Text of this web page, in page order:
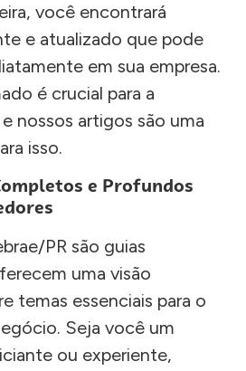
você encontrará
e atualizado que pode
em sua empresa.
é crucial para a
nossos artigos são uma
isso.
e Profundos
PR são guias
uma visão
temas essenciais para o
Seja você um
ou experiente,